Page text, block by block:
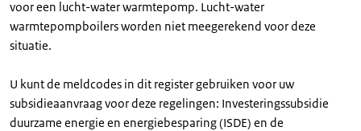
voor een lucht-water warmtepomp. Lucht-water
warmtepompboilers worden niet meegerekend voor deze
situatie.
U kunt de meldcodes in dit register gebruiken voor uw
subsidieaanvraag voor deze regelingen: Investeringssubsidie
duurzame energie en energiebesparing (ISDE) en de